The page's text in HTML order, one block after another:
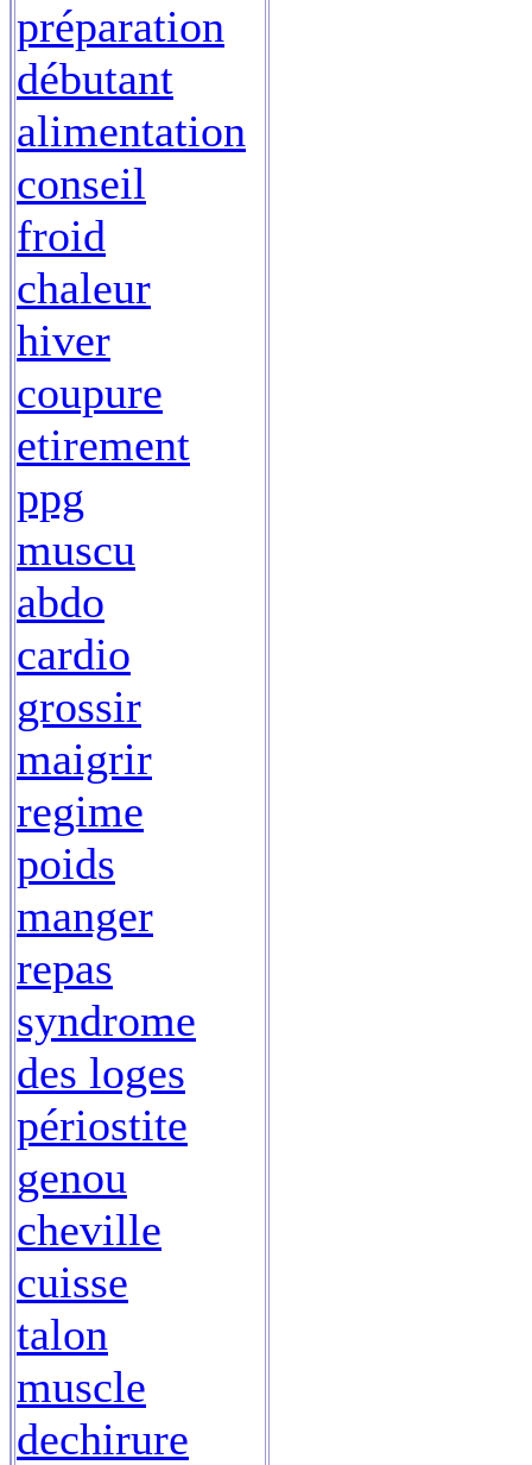
préparation
débutant
alimentation
conseil
froid
chaleur
hiver
coupure
etirement
ppg
muscu
abdo
cardio
grossir
maigrir
regime
poids
manger
repas
syndrome
des loges
périostite
genou
cheville
cuisse
talon
muscle
dechirure